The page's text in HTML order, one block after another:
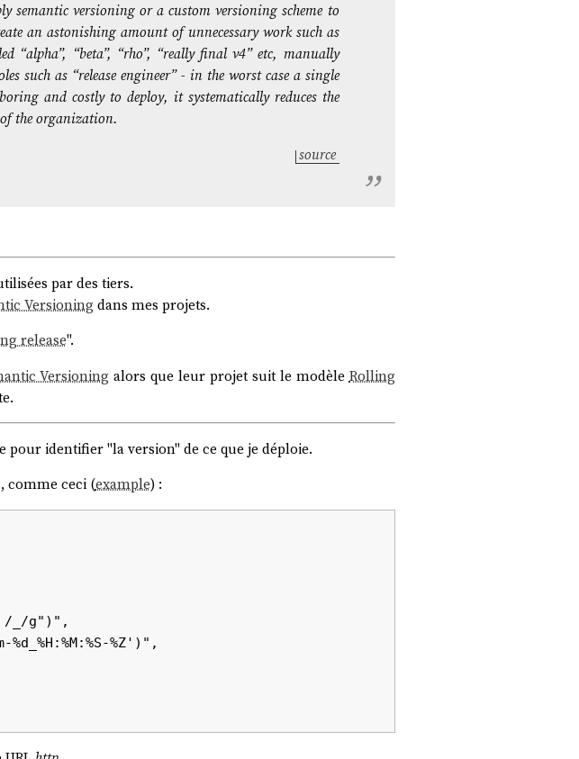
semantic versioning or a custom versioning scheme to
an astonishing amount of unnecessary work such as
“alpha”, “beta”, “rho”, “really final v4” etc, manually
such as “release engineer” - in the worst case a single
and costly to deploy, it systematically reduces the
the organization.
source
par des tiers.
Versioningdans mes projets.
release".
Versioning alors que leur projet suit le modèle Rolling
identifier "la version" de ce que je déploie.
, comme ceci (example) :